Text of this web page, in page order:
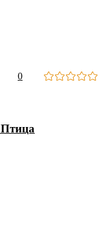
0
Птица